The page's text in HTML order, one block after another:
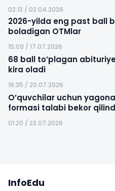
02:13 / 02.04.2026
2026-yilda eng past ball
boladigan OTMlar
15:09 / 17.07.2026
68 ball to’plagan
kira oladi
16:35 / 20.07.2026
O’quvchilar uchun
formasi talabi bekor
01:20 / 23.07.2026
InfoEdu